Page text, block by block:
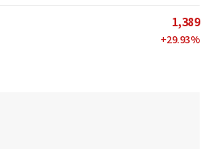
1,389
+29.93%